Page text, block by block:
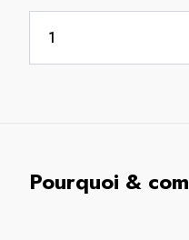
Pourquoi &